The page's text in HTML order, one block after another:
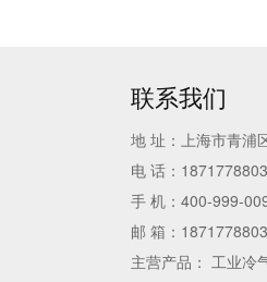
联系我们
地 址：上海市青浦
电 话：
手 机：400-999-
邮 箱：
主营产品： 工业冷